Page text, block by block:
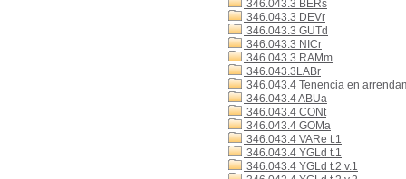
346.043.3 BERs
346.043.3 DEVr
346.043.3 GUTd
346.043.3 NICr
346.043.3 RAMm
346.043.3LABr
346.043.4 Tenencia en
346.043.4 ABUa
346.043.4 CONt
346.043.4 GOMa
346.043.4 VARe t.1
346.043.4 YGLd t.1
346.043.4 YGLd t.2 v.1